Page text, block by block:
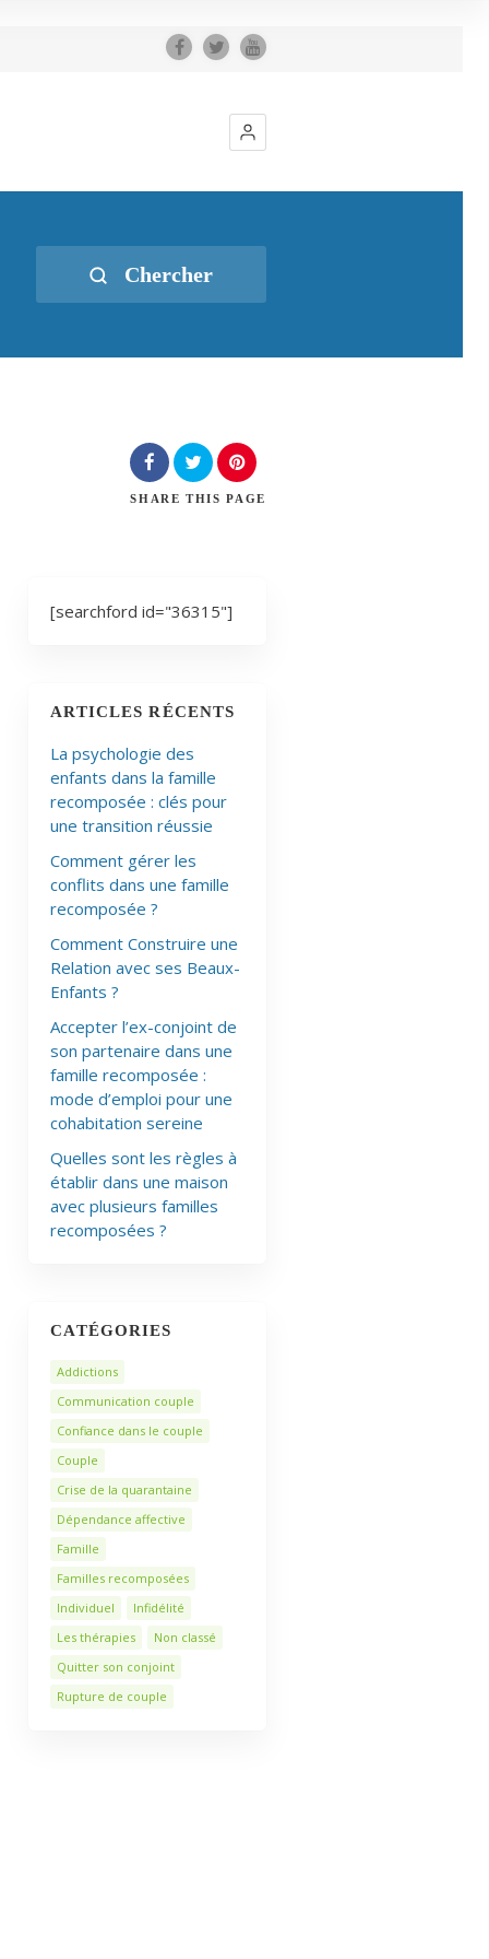
Chercher
SHARE THIS PAGE
[searchford id="36315"]
ARTICLES RÉCENTS
La psychologie des
enfants dans la famille
recomposée : clés pour
une transition réussie
Comment gérer les
conflits dans une famille
recomposée ?
Comment Construire une
Relation avec ses Beaux-
Enfants ?
Accepter l’ex-conjoint de
son partenaire dans une
famille recomposée :
mode d’emploi pour une
cohabitation sereine
Quelles sont les règles à
établir dans une maison
avec plusieurs familles
recomposées ?
CATÉGORIES
Addictions
Communication couple
Confiance dans le couple
Couple
Crise de la quarantaine
Dépendance affective
Famille
Familles recomposées
Individuel
Infidélité
Les thérapies
Non classé
Quitter son conjoint
Rupture de couple